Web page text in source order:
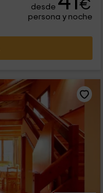
desde €
persona y noche